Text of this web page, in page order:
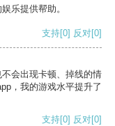
乐提供帮助。
支持[0] 反对[0]
会出现卡顿、掉线的情
，我的游戏水平提升了
支持[0] 反对[0]